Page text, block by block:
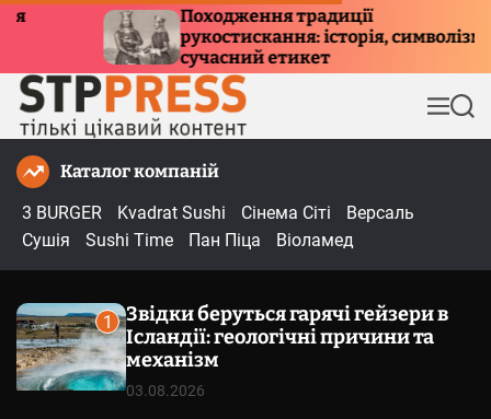
традиції
історія, символізм та
етикет
Куди
причини
М
е
П
о
Каталог компаній
3 BURGER
Kvadrat Sushi Сінема Сіті
Версаль
Сушія
Sushi Time Пан Піца Віоламед
1
Звідки беруться гарячі гейзери в
Ісландії: геологічні причини та
механізм
03.08.2026